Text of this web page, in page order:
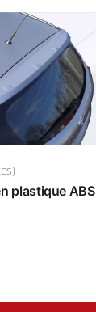
plastique ABS